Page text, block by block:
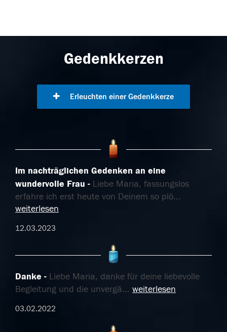
Gedenkkerzen
Erleuchten einer Gedenkkerze
Im nachträglichen Gedenken an eine
wundervolle Frau
Liebe Maria, fassungslos
erfahre ich erst heute von Deinem so plö...
weiterlesen
12.03.2023
Danke
Liebe Maria, danke für deine liebevolle
Begleitung und die unvergä... weiterlesen
03.02.2022